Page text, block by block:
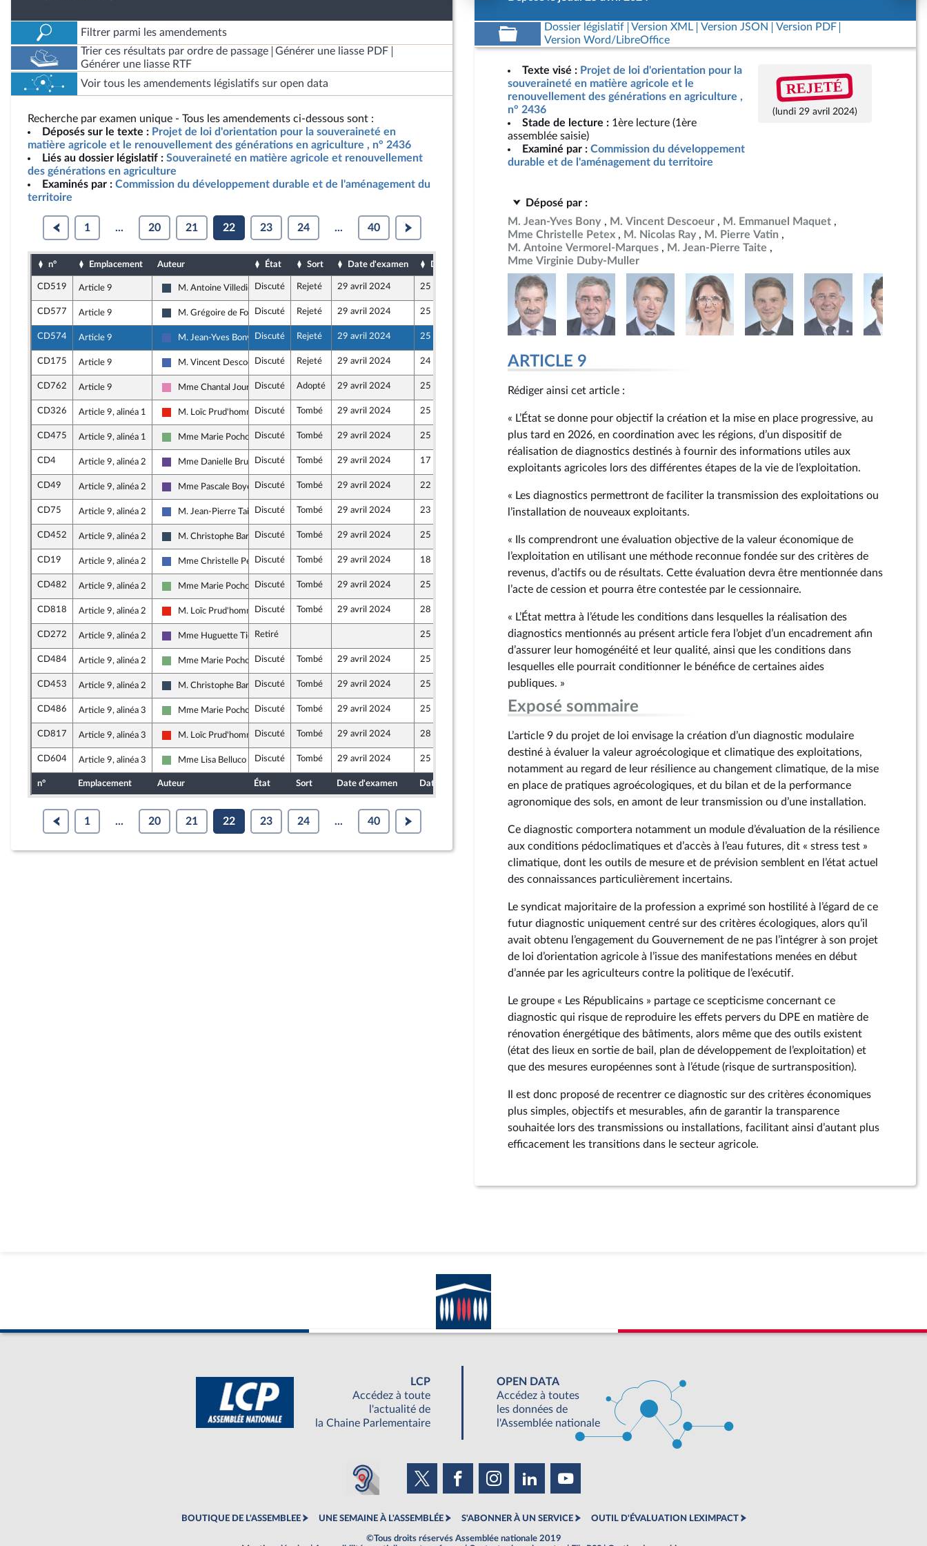
Filtrer parmi les amendements
Trier ces résultats par ordre de passage
Générer une liasse PDF
Générer une liasse RTF
Voir tous les amendements législatifs sur open data
Recherche par examen unique - Tous les amendements ci-dessous sont :
Déposés sur le texte : Projet de loi d'orientation pour la souveraineté en
matière agricole et le renouvellement des générations en agriculture , n° 2436
Liés au dossier législatif : Souveraineté en matière agricole et renouvellement
des générations en agriculture
Examinés par : Commission du développement durable et de l'aménagement du
territoire
1 ... 20 21 22 23 24 ... 40
n° Emplacement Auteur État Sort Date d'examen Date de dépôt
CD519 Article 9
Rassemblement National
M. Antoine VilledieuDiscuté Rejeté 29 avril 2024 25 avril 2024
CD577 Article 9
Rassemblement National
M. Grégoire de FournasDiscuté Rejeté 29 avril 2024 25 avril 2024
CD574 Article 9
Les Républicains
M. Jean-Yves Bony Discuté Rejeté 29 avril 2024 25 avril 2024
CD175 Article 9
Les Républicains
M. Vincent DescoeurDiscuté Rejeté 29 avril 2024 24 avril 2024
CD762 Article 9
Socialistes et apparentés
Mme Chantal JourdanDiscuté Adopté 29 avril 2024 25 avril 2024
CD326 Article 9, alinéa 1
La France insoumise - Nouvelle Union Populaire écologique et sociale
M. Loïc Prud'hommeDiscuté Tombé 29 avril 2024 25 avril 2024
CD475 Article 9, alinéa 1
Écologiste - NUPES
Mme Marie Pochon Discuté Tombé 29 avril 2024 25 avril 2024
CD4 Article 9, alinéa 2
Renaissance
Mme Danielle BruleboisDiscuté Tombé 29 avril 2024 17 avril 2024
CD49 Article 9, alinéa 2
Renaissance
Mme Pascale Boyer Discuté Tombé 29 avril 2024 22 avril 2024
CD75 Article 9, alinéa 2
Les Républicains
M. Jean-Pierre TaiteDiscuté Tombé 29 avril 2024 23 avril 2024
CD452 Article 9, alinéa 2
Rassemblement National
M. Christophe BarthèsDiscuté Tombé 29 avril 2024 25 avril 2024
CD19 Article 9, alinéa 2
Les Républicains
Mme Christelle PetexDiscuté Tombé 29 avril 2024 18 avril 2024
CD482 Article 9, alinéa 2
Écologiste - NUPES
Mme Marie Pochon Discuté Tombé 29 avril 2024 25 avril 2024
CD818 Article 9, alinéa 2
La France insoumise - Nouvelle Union Populaire écologique et sociale
M. Loïc Prud'hommeDiscuté Tombé 29 avril 2024 28 avril 2024
CD272 Article 9, alinéa 2
Renaissance
Mme Huguette TiegnaRetiré 25 avril 2024
CD484 Article 9, alinéa 2
Écologiste - NUPES
Mme Marie Pochon Discuté Tombé 29 avril 2024 25 avril 2024
CD453 Article 9, alinéa 2
Rassemblement National
M. Christophe BarthèsDiscuté Tombé 29 avril 2024 25 avril 2024
CD486 Article 9, alinéa 3
Écologiste - NUPES
Mme Marie Pochon Discuté Tombé 29 avril 2024 25 avril 2024
CD817 Article 9, alinéa 3
La France insoumise - Nouvelle Union Populaire écologique et sociale
M. Loïc Prud'hommeDiscuté Tombé 29 avril 2024 28 avril 2024
CD604 Article 9, alinéa 3
Écologiste - NUPES
Mme Lisa Belluco Discuté Tombé 29 avril 2024 25 avril 2024
n° Emplacement Auteur État Sort Date d'examen Date de dépôt
1 ... 20 21 22 23 24 ... 40
Dossier législatif Version XML Version JSON
Version PDF
Version Word/LibreOffice
Texte visé : Projet de loi d'orientation pour la
souveraineté en matière agricole et le
renouvellement des générations en agriculture ,
n° 2436
Stade de lecture : 1ère lecture (1ère
assemblée saisie)
Examiné par : Commission du développement
durable et de l'aménagement du territoire
REJETÉ
(lundi 29 avril 2024)
Déposé par :
M. Jean-Yves Bony
M. Vincent Descoeur
M. Emmanuel Maquet
Mme Christelle Petex
M. Nicolas Ray
M. Pierre Vatin
M. Antoine Vermorel-Marques
M. Jean-Pierre Taite
Mme Virginie Duby-Muller
ARTICLE 9
Rédiger ainsi cet article :
« L’État se donne pour objectif la création et la mise en place progressive, au
plus tard en 2026, en coordination avec les régions, d’un dispositif de
réalisation de diagnostics destinés à fournir des informations utiles aux
exploitants agricoles lors des différentes étapes de la vie de l’exploitation.
« Les diagnostics permettront de faciliter la transmission des exploitations ou
l’installation de nouveaux exploitants.
« Ils comprendront une évaluation objective de la valeur économique de
l’exploitation en utilisant une méthode reconnue fondée sur des critères de
revenus, d’actifs ou de résultats. Cette évaluation devra être mentionnée dans
l’acte de cession et pourra être contestée par le cessionnaire.
« L’État mettra à l’étude les conditions dans lesquelles la réalisation des
diagnostics mentionnés au présent article fera l’objet d’un encadrement afin
d’assurer leur homogénéité et leur qualité, ainsi que les conditions dans
lesquelles elle pourrait conditionner le bénéfice de certaines aides
publiques. »
Exposé sommaire
L’article 9 du projet de loi envisage la création d’un diagnostic modulaire
destiné à évaluer la valeur agroécologique et climatique des exploitations,
notamment au regard de leur résilience au changement climatique, de la mise
en place de pratiques agroécologiques, et du bilan et de la performance
agronomique des sols, en amont de leur transmission ou d’une installation.
Ce diagnostic comportera notamment un module d’évaluation de la résilience
aux conditions pédoclimatiques et d’accès à l’eau futures, dit « stress test »
climatique, dont les outils de mesure et de prévision semblent en l’état actuel
des connaissances particulièrement incertains.
Le syndicat majoritaire de la profession a exprimé son hostilité à l’égard de ce
futur diagnostic uniquement centré sur des critères écologiques, alors qu’il
avait obtenu l’engagement du Gouvernement de ne pas l’intégrer à son projet
de loi d’orientation agricole à l’issue des manifestations menées en début
d’année par les agriculteurs contre la politique de l’exécutif.
Le groupe « Les Républicains » partage ce scepticisme concernant ce
diagnostic qui risque de reproduire les effets pervers du DPE en matière de
rénovation énergétique des bâtiments, alors même que des outils existent
(état des lieux en sortie de bail, plan de développement de l’exploitation) et
que des mesures européennes sont à l’étude (risque de surtransposition).
Il est donc proposé de recentrer ce diagnostic sur des critères économiques
plus simples, objectifs et mesurables, afin de garantir la transparence
souhaitée lors des transmissions ou installations, facilitant ainsi d’autant plus
efficacement les transitions dans le secteur agricole.
LCP
Accédez à toute
l'actualité de
la Chaine Parlementaire
OPEN DATA
Accédez à toutes
les données de
l'Assemblée nationale
BOUTIQUE DE L'ASSEMBLEE UNE SEMAINE À L'ASSEMBLÉE S'ABONNER À UN SERVICE OUTIL D'ÉVALUATION LEXIMPACT
©Tous droits réservés Assemblée nationale 2019